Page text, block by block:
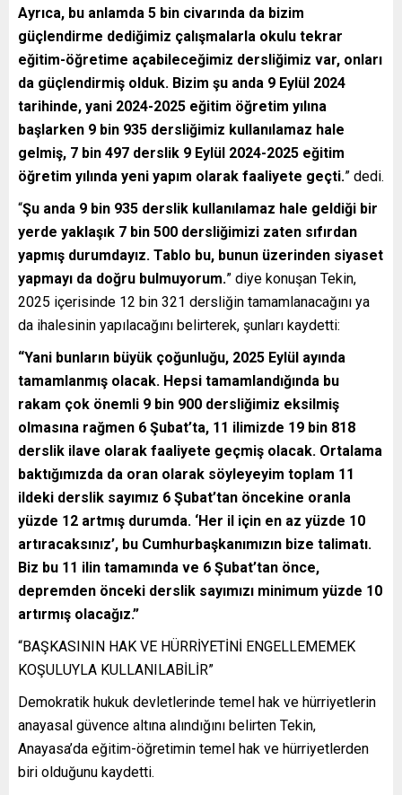
Ayrıca, bu anlamda 5 bin civarında da bizim
güçlendirme dediğimiz çalışmalarla okulu tekrar
eğitim-öğretime açabileceğimiz dersliğimiz var, onları
da güçlendirmiş olduk. Bizim şu anda 9 Eylül 2024
tarihinde, yani 2024-2025 eğitim öğretim yılına
başlarken 9 bin 935 dersliğimiz kullanılamaz hale
gelmiş, 7 bin 497 derslik 9 Eylül 2024-2025 eğitim
öğretim yılında yeni yapım olarak faaliyete geçti.” dedi.
“Şu anda 9 bin 935 derslik kullanılamaz hale geldiği bir
yerde yaklaşık 7 bin 500 dersliğimizi zaten sıfırdan
yapmış durumdayız. Tablo bu, bunun üzerinden siyaset
yapmayı da doğru bulmuyorum.” diye konuşan Tekin,
2025 içerisinde 12 bin 321 dersliğin tamamlanacağını ya
da ihalesinin yapılacağını belirterek, şunları kaydetti:
“Yani bunların büyük çoğunluğu, 2025 Eylül ayında
tamamlanmış olacak. Hepsi tamamlandığında bu
rakam çok önemli 9 bin 900 dersliğimiz eksilmiş
olmasına rağmen 6 Şubat’ta, 11 ilimizde 19 bin 818
derslik ilave olarak faaliyete geçmiş olacak. Ortalama
baktığımızda da oran olarak söyleyeyim toplam 11
ildeki derslik sayımız 6 Şubat’tan öncekine oranla
yüzde 12 artmış durumda. ‘Her il için en az yüzde 10
artıracaksınız’, bu Cumhurbaşkanımızın bize talimatı.
Biz bu 11 ilin tamamında ve 6 Şubat’tan önce,
depremden önceki derslik sayımızı minimum yüzde 10
artırmış olacağız.”
“BAŞKASININ HAK VE HÜRRİYETİNİ ENGELLEMEMEK
KOŞULUYLA KULLANILABİLİR”
Demokratik hukuk devletlerinde temel hak ve hürriyetlerin
anayasal güvence altına alındığını belirten Tekin,
Anayasa’da eğitim-öğretimin temel hak ve hürriyetlerden
biri olduğunu kaydetti.